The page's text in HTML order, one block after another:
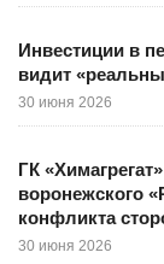
Инвестиции в
видит
30 июня 2026
ГК
воронежского
конфликта
30 июня 2026